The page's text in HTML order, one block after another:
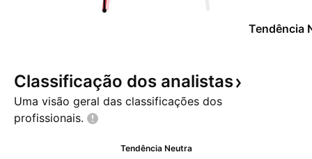
Tendência
Classificação dos analistas
Uma visão geral das classificações dos
profissionais.
Tendência Neutra